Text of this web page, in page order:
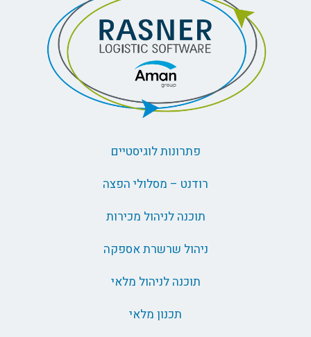
פתרונות לוגיסטיים
רודנט – מסלולי הפצה
תוכנה לניהול מכירות
ניהול שרשרת אספקה
תוכנה לניהול מלאי
תכנון מלאי